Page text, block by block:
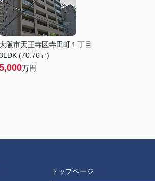
大阪市天王寺区寺田町１丁目
(70.76㎡)
万円
トップページ